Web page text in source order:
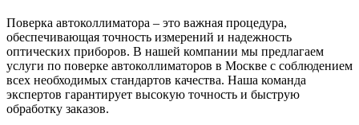
Поверка автоколлиматора – это важная процедура,
обеспечивающая точность измерений и надежность
оптических приборов. В нашей компании мы предлагаем
услуги по поверке автоколлиматоров в Москве с соблюдением
всех необходимых стандартов качества. Наша команда
экспертов гарантирует высокую точность и быструю
обработку заказов.